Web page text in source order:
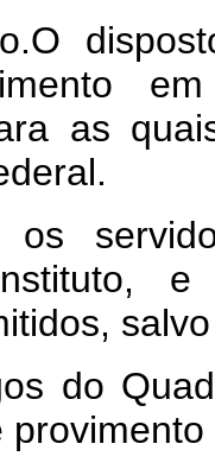
as
os
e
do